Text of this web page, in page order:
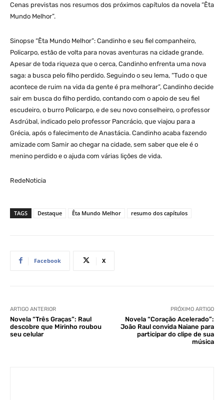
Cenas previstas nos resumos dos próximos capítulos da novela “Êta
Mundo Melhor”.
Sinopse “Êta Mundo Melhor”: Candinho e seu fiel companheiro,
Policarpo, estão de volta para novas aventuras na cidade grande.
Apesar de toda riqueza que o cerca, Candinho enfrenta uma nova
saga: a busca pelo filho perdido. Seguindo o seu lema, “Tudo o que
acontece de ruim na vida da gente é pra melhorar”, Candinho decide
sair em busca do filho perdido, contando com o apoio de seu fiel
escudeiro, o burro Policarpo, e de seu novo conselheiro, o professor
Asdrúbal, indicado pelo professor Pancrácio, que viajou para a
Grécia, após o falecimento de Anastácia. Candinho acaba fazendo
amizade com Samir ao chegar na cidade, sem saber que ele é o
menino perdido e o ajuda com várias lições de vida.
RedeNoticia
TAGS Destaque Êta Mundo Melhor resumo dos capítulos
Facebook X
ARTIGO ANTERIOR
Novela “Três Graças”: Raul
descobre que Mirinho roubou
seu celular
PRÓXIMO ARTIGO
Novela “Coração Acelerado”:
João Raul convida Naiane para
participar do clipe de sua
música